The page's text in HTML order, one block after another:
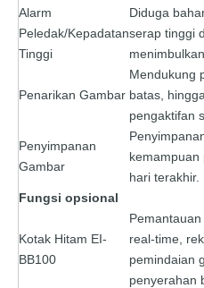
Alarm
Peledak/Kepadatan
Tinggi
Diduga
serap tinggi
Penarikan Gambar
Mendukung
batas,
pengaktifan
Penyimpanan
Gambar
hari terakhir.
Fungsi opsional
Kotak Hitam EI-
BB100
real-time,
pemindaian
penyerahan